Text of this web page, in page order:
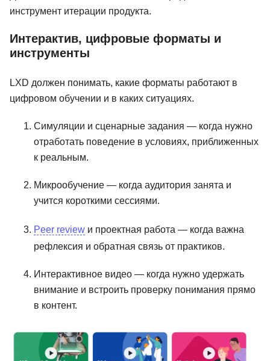
инструмент итерации продукта.
Интерактив, цифровые форматы и
инструменты
LXD должен понимать, какие форматы работают в
цифровом обучении и в каких ситуациях.
Симуляции и сценарные задания — когда нужно
отработать поведение в условиях, приближенных
к реальным.
Микрообучение — когда аудитория занята и
учится короткими сессиями.
Peer review и проектная работа — когда важна
рефлексия и обратная связь от практиков.
Интерактивное видео — когда нужно удержать
внимание и встроить проверку понимания прямо
в контент.